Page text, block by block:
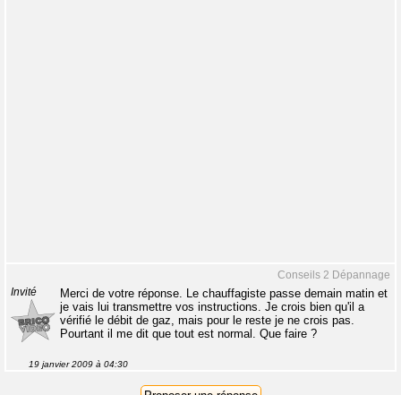
Conseils 2 Dépannage
Invité
Merci de votre réponse. Le chauffagiste passe demain matin et
je vais lui transmettre vos instructions. Je crois bien qu'il a
vérifié le débit de gaz, mais pour le reste je ne crois pas.
Pourtant il me dit que tout est normal. Que faire ?
19 janvier 2009 à 04:30